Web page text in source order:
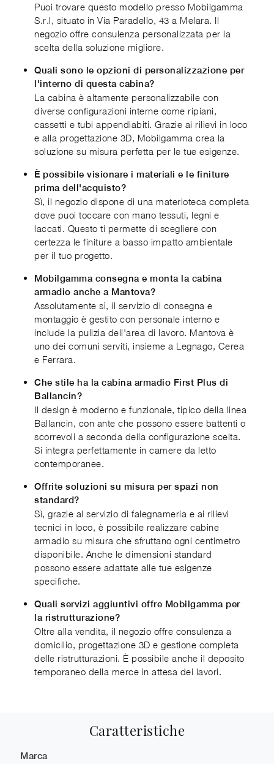
Puoi trovare questo modello presso Mobilgamma
S.r.l, situato in Via Paradello, 43 a Melara. Il
negozio offre consulenza personalizzata per la
scelta della soluzione migliore.
Quali sono le opzioni di personalizzazione per
l'interno di questa cabina?
La cabina è altamente personalizzabile con
diverse configurazioni interne come ripiani,
cassetti e tubi appendiabiti. Grazie ai rilievi in loco
e alla progettazione 3D, Mobilgamma crea la
soluzione su misura perfetta per le tue esigenze.
È possibile visionare i materiali e le finiture
prima dell'acquisto?
Sì, il negozio dispone di una materioteca completa
dove puoi toccare con mano tessuti, legni e
laccati. Questo ti permette di scegliere con
certezza le finiture a basso impatto ambientale
per il tuo progetto.
Mobilgamma consegna e monta la cabina
armadio anche a Mantova?
Assolutamente sì, il servizio di consegna e
montaggio è gestito con personale interno e
include la pulizia dell'area di lavoro. Mantova è
uno dei comuni serviti, insieme a Legnago, Cerea
e Ferrara.
Che stile ha la cabina armadio First Plus di
Ballancin?
Il design è moderno e funzionale, tipico della linea
Ballancin, con ante che possono essere battenti o
scorrevoli a seconda della configurazione scelta.
Si integra perfettamente in camere da letto
contemporanee.
Offrite soluzioni su misura per spazi non
standard?
Sì, grazie al servizio di falegnameria e ai rilievi
tecnici in loco, è possibile realizzare cabine
armadio su misura che sfruttano ogni centimetro
disponibile. Anche le dimensioni standard
possono essere adattate alle tue esigenze
specifiche.
Quali servizi aggiuntivi offre Mobilgamma per
la ristrutturazione?
Oltre alla vendita, il negozio offre consulenza a
domicilio, progettazione 3D e gestione completa
delle ristrutturazioni. È possibile anche il deposito
temporaneo della merce in attesa dei lavori.
Caratteristiche
Marca